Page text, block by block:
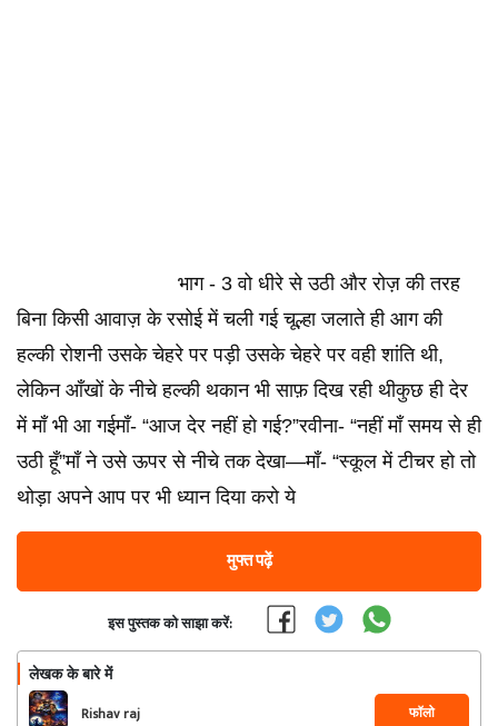
भाग - 3 वो धीरे से उठी और रोज़ की तरह
बिना किसी आवाज़ के रसोई में चली गई चूल्हा जलाते ही आग की
हल्की रोशनी उसके चेहरे पर पड़ी उसके चेहरे पर वही शांति थी,
लेकिन आँखों के नीचे हल्की थकान भी साफ़ दिख रही थीकुछ ही देर
में माँ भी आ गईमाँ- “आज देर नहीं हो गई?”रवीना- “नहीं माँ समय से ही
उठी हूँ”माँ ने उसे ऊपर से नीचे तक देखा—माँ- “स्कूल में टीचर हो तो
थोड़ा अपने आप पर भी ध्यान दिया करो ये
मुफ्त पढ़ें
इस पुस्तक को साझा करें:
लेखक के बारे में
Rishav raj फॉलो